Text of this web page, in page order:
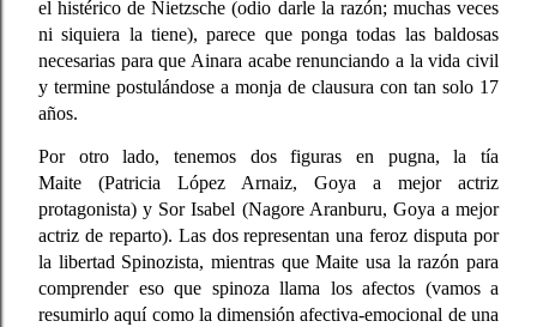
el histérico de Nietzsche (odio darle la razón; muchas veces
ni siquiera la tiene), parece que ponga todas las baldosas
necesarias para que Ainara acabe renunciando a la vida civil
y termine postulándose a monja de clausura con tan solo 17
años.
Por otro lado, tenemos dos figuras en pugna,la tía
Maite (Patricia López Arnaiz, Goya a mejor actriz
protagonista) y Sor Isabel (Nagore Aranburu, Goya a mejor
actriz de reparto). Las dos representanuna feroz disputa por
la libertad Spinozista, mientras que Maite usa la razón para
comprender eso que spinoza llama los afectos (vamos a
resumirlo aquí como la dimensión afectiva-emocional de una